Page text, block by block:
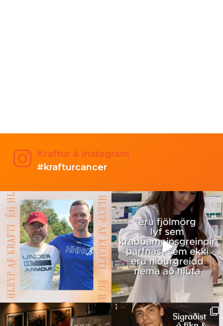
Kraftur á Instagram
#krafturcancer